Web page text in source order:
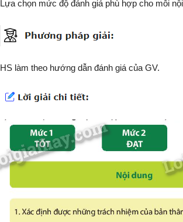
Lựa chọn mức độ đánh giá phù hợp cho mỗi
HS làm theo hướng dẫn đánh giá của GV.